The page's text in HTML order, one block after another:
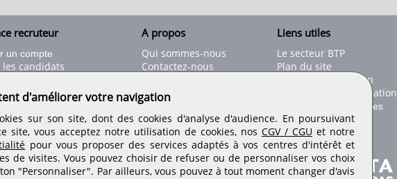
recruteur
un compte
les candidats
une offre de stage
A propos
Qui sommes-nous
Contactez-nous
Informations légales
Conditions générales
Rejoignez nos équipes
Liens utiles
Le secteur BTP
Plan du site
Conseils d'utilisation
Conditions de publication
Paramètres des cookies
Retrouvez-nous sur les réseaux sociaux
d'améliorer votre navigation
sur son site, dont des cookies d'analyse d'audience. En poursuivant
site, vous acceptez notre utilisation de cookies, nos CGV / CGU et notre
pour vous proposer des services adaptés à vos centres d'intérêt et
de visites. Vous pouvez choisir de refuser ou de personnaliser vos choix
"Personnaliser". Par ailleurs, vous pouvez à tout moment changer d'avis